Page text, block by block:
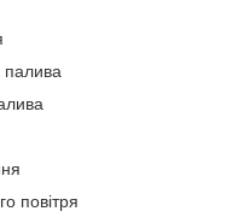
палива
повітря